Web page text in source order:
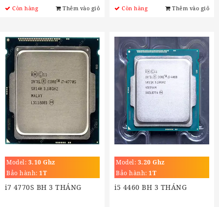
Còn hàng Thêm vào giỏ Còn hàng Thêm vào giỏ
Model: 3.10 Ghz
Bảo hành: 1T
i7 4770S BH 3 THÁNG
Model: 3.20 Ghz
Bảo hành: 1T
i5 4460 BH 3 THÁNG